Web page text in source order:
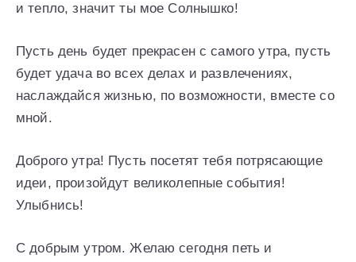
и тепло, значит ты мое Солнышко!
Пусть день будет прекрасен с самого утра, пусть
будет удача во всех делах и развлечениях,
наслаждайся жизнью, по возможности, вместе со
мной.
Доброго утра! Пусть посетят тебя потрясающие
идеи, произойдут великолепные события!
Улыбнись!
С добрым утром. Желаю сегодня петь и